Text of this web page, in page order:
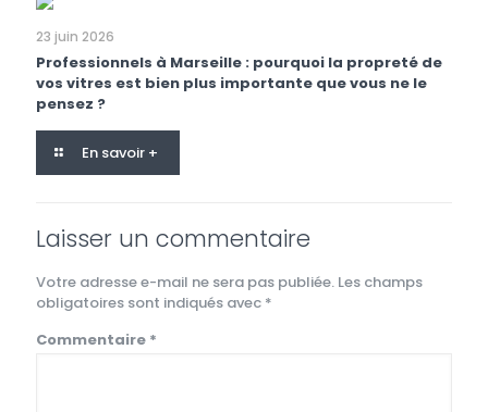
23 juin 2026
Professionnels à Marseille : pourquoi la propreté de
vos vitres est bien plus importante que vous ne le
pensez ?
En savoir +
Laisser un commentaire
Votre adresse e-mail ne sera pas publiée. Les champs
obligatoires sont indiqués avec *
Commentaire *